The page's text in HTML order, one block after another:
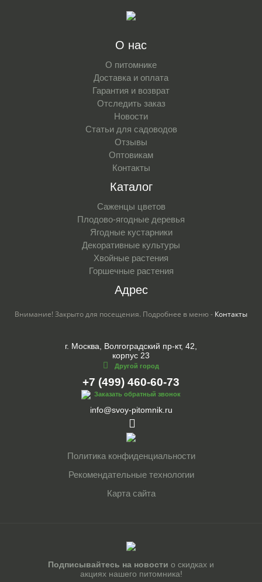
О нас
О питомнике
Доставка и оплата
Гарантия и возврат
Отследить заказ
Новости
Статьи для садоводов
Отзывы
Оптовикам
Контакты
Каталог
Саженцы цветов
Плодово-ягодные деревья
Ягодные кустарники
Декоративные культуры
Хвойные растения
Горшечные растения
Адрес
Внимание! Закрыто для посещения. Подробнее в меню - Контакты
г. Москва, Волгоградский пр-кт, 42,
корпус 23
Другой город
+7 (499) 460-60-73
Заказать обратный звонок
info@svoy-pitomnik.ru
Политика конфиденциальности
Рекомендательные технологии
Карта сайта
Подписывайтесь на новости о скидках и
акциях нашего питомника!